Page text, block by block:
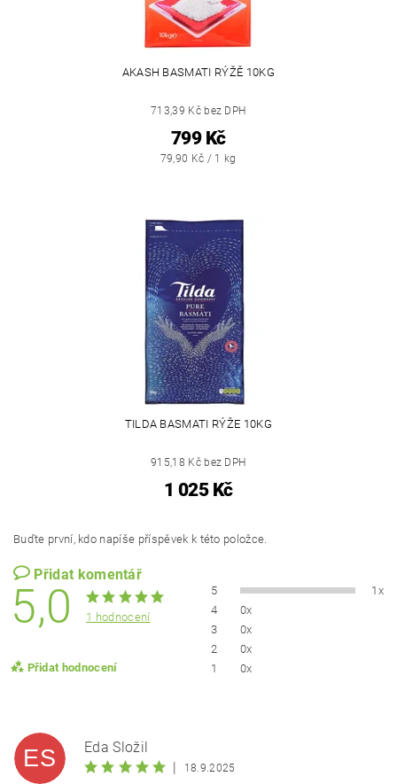
AKASH BASMATI RÝŽĚ 10KG
713,39 Kč bez DPH
799 Kč
79,90 Kč / 1 kg
TILDA BASMATI RÝŽE 10KG
915,18 Kč bez DPH
1 025 Kč
Buďte první, kdo napíše příspěvek k této položce.
Přidat komentář
5,0 1 hodnocení
Přidat hodnocení
5
1x
4
0x
3
0x
2
0x
1
0x
ES
Eda Složil
|
18.9.2025